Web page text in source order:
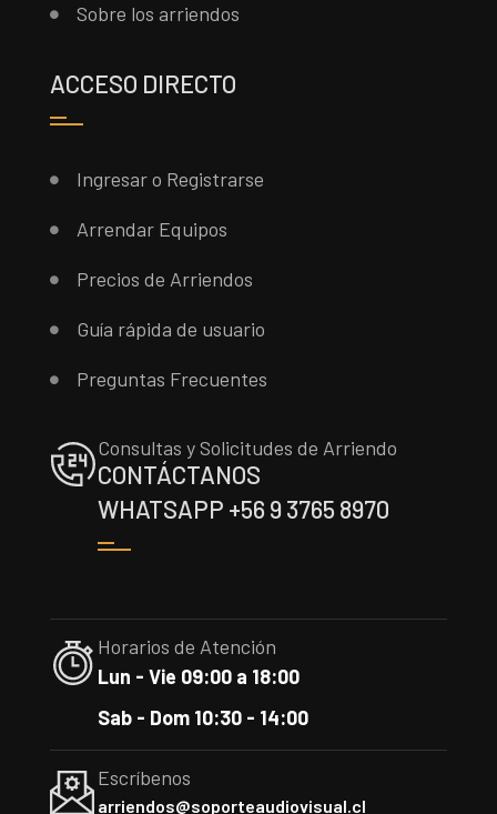
Sobre los arriendos
ACCESO DIRECTO
Ingresar o Registrarse
Arrendar Equipos
Precios de Arriendos
Guía rápida de usuario
Preguntas Frecuentes
Consultas y Solicitudes de Arriendo
CONTÁCTANOS
WHATSAPP +56 9 3765 8970
Horarios de Atención
Lun - Vie 09:00 a 18:00
Sab - Dom 10:30 - 14:00
Escríbenos
arriendos@soporteaudiovisual.cl